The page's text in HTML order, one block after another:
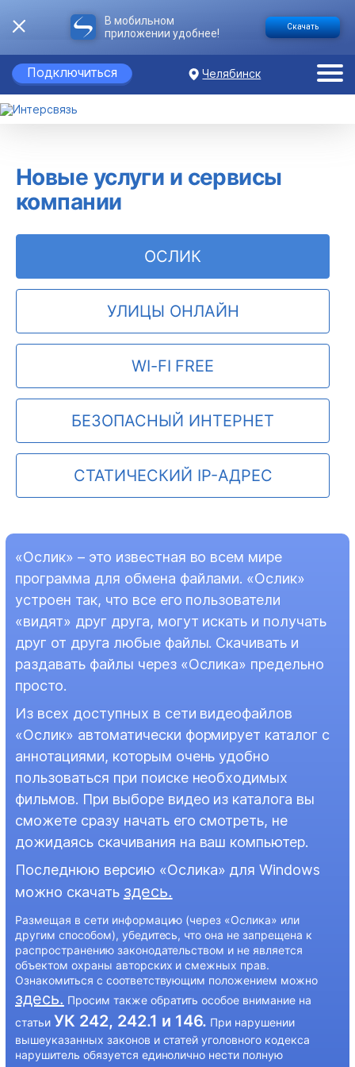
В мобильном
приложении удобнее!
Скачать
Подключиться Челябинск
Новые услуги и сервисы
компании
ОСЛИК
УЛИЦЫ ОНЛАЙН
WI-FI FREE
БЕЗОПАСНЫЙ ИНТЕРНЕТ
СТАТИЧЕСКИЙ IP-АДРЕС
«Ослик» – это известная во всем мире
программа для обмена файлами. «Ослик»
устроен так, что все его пользователи
«видят» друг друга, могут искать и получать
друг от друга любые файлы. Скачивать и
раздавать файлы через «Ослика» предельно
просто.
Из всех доступных в сети видеофайлов
«Ослик» автоматически формирует каталог с
аннотациями, которым очень удобно
пользоваться при поиске необходимых
фильмов. При выборе видео из каталога вы
сможете сразу начать его смотреть, не
дожидаясь скачивания на ваш компьютер.
Последнюю версию «Ослика» для Windows
можно скачать здесь.
Размещая в сети информацию (через «Ослика» или
другим способом), убедитесь, что она не запрещена к
распространению законодательством и не является
объектом охраны авторских и смежных прав.
Ознакомиться с соответствующим положением можно
здесь. Просим также обратить особое внимание на
статьи УК 242, 242.1 и 146. При нарушении
вышеуказанных законов и статей уголовного кодекса
нарушитель обязуется единолично нести полную